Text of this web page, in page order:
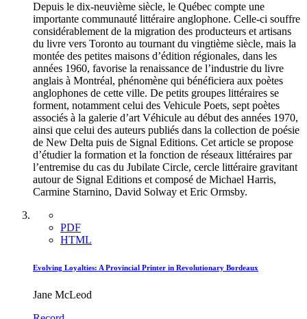
Depuis le dix-neuvième siècle, le Québec compte une
importante communauté littéraire anglophone. Celle-ci souffre
considérablement de la migration des producteurs et artisans
du livre vers Toronto au tournant du vingtième siècle, mais la
montée des petites maisons d’édition régionales, dans les
années 1960, favorise la renaissance de l’industrie du livre
anglais à Montréal, phénomène qui bénéficiera aux poètes
anglophones de cette ville. De petits groupes littéraires se
forment, notamment celui des Vehicule Poets, sept poètes
associés à la galerie d’art Véhicule au début des années 1970,
ainsi que celui des auteurs publiés dans la collection de poésie
de New Delta puis de Signal Editions. Cet article se propose
d’étudier la formation et la fonction de réseaux littéraires par
l’entremise du cas du Jubilate Circle, cercle littéraire gravitant
autour de Signal Editions et composé de Michael Harris,
Carmine Starnino, David Solway et Eric Ormsby.
PDF
HTML
Evolving Loyalties: A Provincial Printer in Revolutionary Bordeaux
Jane McLeod